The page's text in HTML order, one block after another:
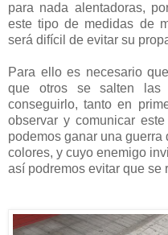
para nada alentadoras,
este tipo de medidas de
será difícil de evitar su
Para ello es necesario
que otros se salten las
conseguirlo, tanto en
observar y comunicar
podemos ganar una
colores, y cuyo enemigo
así podremos evitar que se